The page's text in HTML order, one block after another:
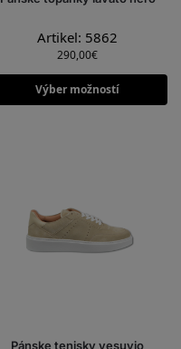
Artikel: 5862
290,00€
Výber možností
Pánske tenisky vesuvio